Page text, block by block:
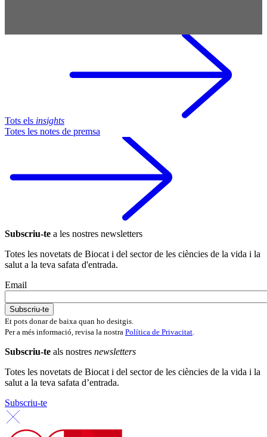
Tots els insights
Totes les notes de premsa
Subscriu-te a les nostres newsletters
Totes les novetats de Biocat i del sector de les ciències de la vida i la
salut a la teva safata d'entrada.
Email
Et pots donar de baixa quan ho desitgis.
Per a més informació, revisa la nostra Política de Privacitat.
Subscriu-te als nostres newsletters
Totes les novetats de Biocat i del sector de les ciències de la vida i la
salut a la teva safata d’entrada.
Subscriu-te